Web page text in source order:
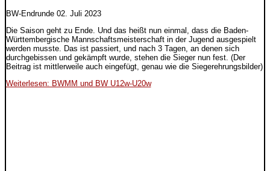
BW-Endrunde 02. Juli 2023
Die Saison geht zu Ende. Und das heißt nun einmal, dass die Baden-
Württembergische Mannschaftsmeisterschaft in der Jugend ausgespielt
werden musste. Das ist passiert, und nach 3 Tagen, an denen sich
durchgebissen und gekämpft wurde, stehen die Sieger nun fest. (Der
Beitrag ist mittlerweile auch eingefügt, genau wie die Siegerehrungsbilder)
Weiterlesen: BWMM und BW U12w-U20w